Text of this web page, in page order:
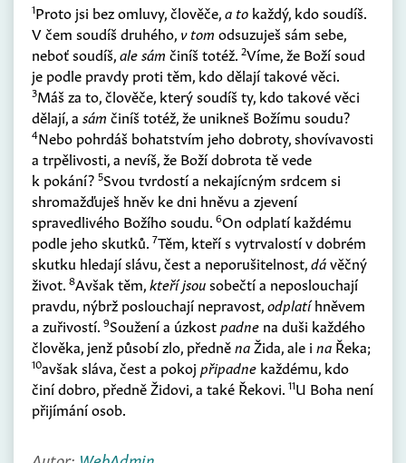
1Proto jsi bez omluvy, člověče,a to každý, kdo soudíš.
V čem soudíš druhého, v tom odsuzuješ sám sebe,
neboť soudíš,ale sám činíš totéž. 2Víme, že Boží soud
je podle pravdy proti těm, kdo dělají takové věci.
3Máš za to, člověče, který soudíš ty, kdo takové věci
dělají, a sám činíš totéž, že unikneš Božímu soudu?
4Nebo pohrdáš bohatstvím jeho dobroty, shovívavosti
a trpělivosti, a nevíš, že Boží dobrota tě vede
k pokání? 5Svou tvrdostí a nekajícným srdcem si
shromažďuješ hněv ke dni hněvu a zjevení
spravedlivého Božího soudu. 6On odplatí každému
podle jeho skutků. 7Těm, kteří s vytrvalostí v dobrém
skutku hledají slávu, čest a neporušitelnost,dávěčný
život. 8Avšak těm,kteří jsousobečtí a neposlouchají
pravdu, nýbrž poslouchají nepravost,odplatíhněvem
a zuřivostí. 9Soužení a úzkostpadne na duši každého
člověka, jenž působí zlo, předněnaŽida, ale i na Řeka;
10avšak sláva, čest a pokoj připadne každému, kdo
činí dobro, předně Židovi, a také Řekovi. 11U Boha není
přijímání osob.